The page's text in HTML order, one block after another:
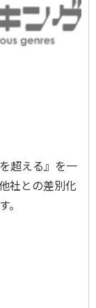
超える』を一
社との差別化